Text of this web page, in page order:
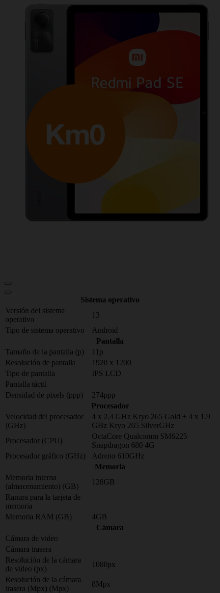
Sistema operativo
Versión del sistema
operativo
13
Tipo de sistema operativo
Android
Pantalla
Tamaño de la pantalla (p)
11p
Resolución de pantalla
1920 x 1200
Tipo de pantalla
IPS LCD
Pantalla táctil
Densidad de pixels (ppp)
274ppp
Procesador
Velocidad del procesador
(GHz)
4 x 2.4 GHz Kryo 265 Gold + 4 x 1.9
GHz Kryo 265 SilverGHz
Procesador (CPU)
OctaCore Qualcomm SM6225
Snapdragon 680 4G
Procesador gráfico (GHz)
Adreno 610GHz
Memoria
Memoria interna
(almacenamiento) (GB)
128GB
Ranura para la tarjeta de
memoria
Memoria RAM (GB)
4GB
Cámara
Cámara de video
Cámara trasera
Resolución de la cámara
de video (px)
1080px
Resolución de la cámara
trasera (Mpx) (Mpx)
8Mpx